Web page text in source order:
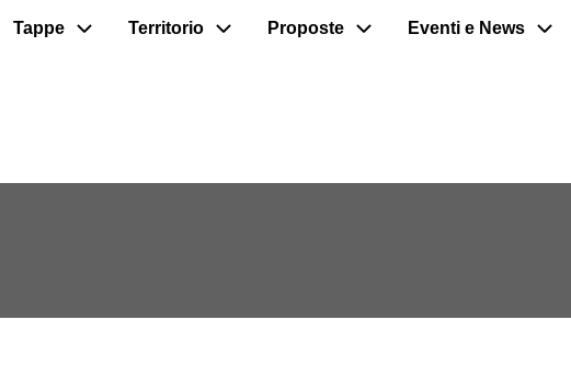
Tappe Territorio Proposte Eventi e News